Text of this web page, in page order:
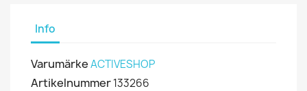
Info
VarumärkeACTIVESHOP
Artikelnummer133266